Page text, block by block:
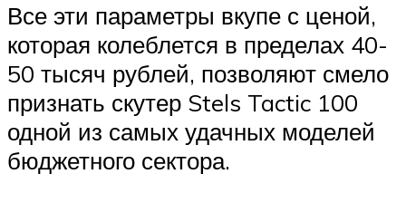
Все эти параметры вкупе с ценой,
которая колеблется в пределах 40-
50 тысяч рублей, позволяют смело
признать скутер Stels Tactic 100
одной из самых удачных моделей
бюджетного сектора.